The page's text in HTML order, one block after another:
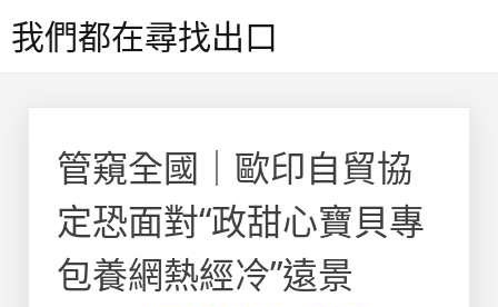
to我們都在尋找出口
管窺全國｜歐印自貿協
定恐面對“政甜心寶貝專
包養網熱經冷”遠景